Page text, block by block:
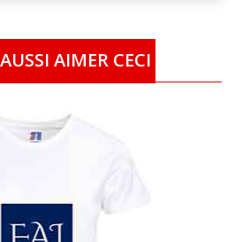
AIMER CECI